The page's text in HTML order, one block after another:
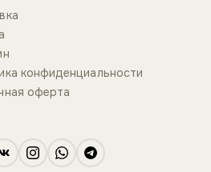
конфиденциальности
оферта